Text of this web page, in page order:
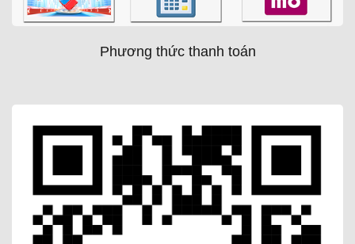
Phương thức thanh toán